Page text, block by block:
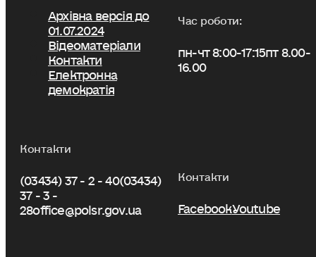
Архівна версія до
01.07.2024
Відеоматеріали
Контакти
Електронна
демократія
Час роботи:
пн-чт 8:00-17:15пт 8.00-
16.00
Контакти
(03434) 37 - 2 - 40(03434)
37 - 3 -
28office@polsr.gov.ua
Контакти
FacebookYoutube